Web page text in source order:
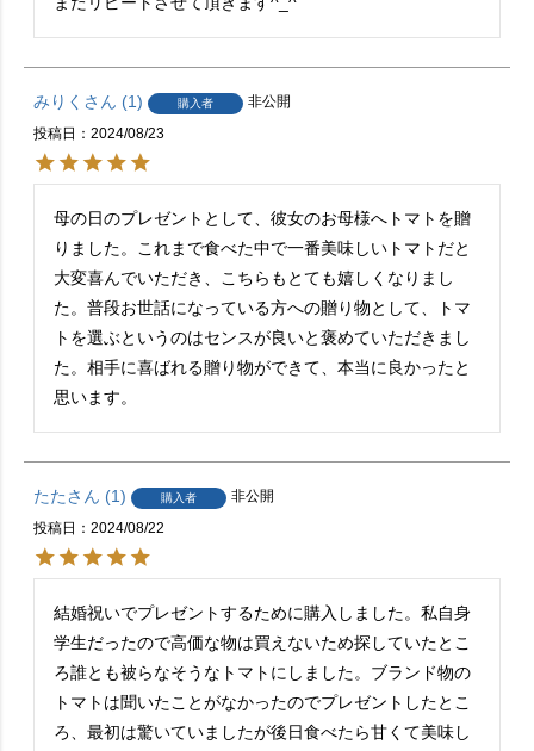
みりく 1 購入者
非公開
投稿日
2024/08/23
母の日のプレゼントとして、彼女のお母様へトマトを贈
りました。これまで食べた中で一番美味しいトマトだと
大変喜んでいただき、こちらもとても嬉しくなりまし
た。普段お世話になっている方への贈り物として、トマ
トを選ぶというのはセンスが良いと褒めていただきまし
た。相手に喜ばれる贈り物ができて、本当に良かったと
思います。
たた 1 購入者
非公開
投稿日
2024/08/22
結婚祝いでプレゼントするために購入しました。私自身
学生だったので高価な物は買えないため探していたとこ
ろ誰とも被らなそうなトマトにしました。ブランド物の
トマトは聞いたことがなかったのでプレゼントしたとこ
ろ、最初は驚いていましたが後日食べたら甘くて美味し